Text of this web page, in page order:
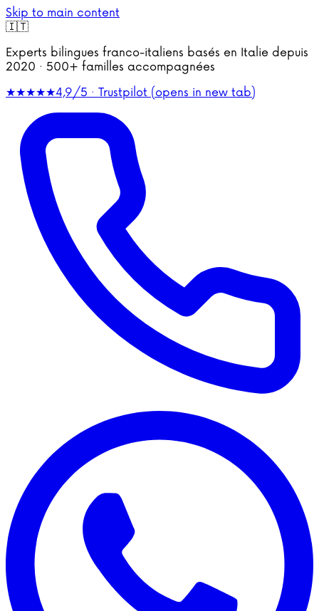
Skip to main content
🇮🇹
Experts bilingues franco-italiens basés en Italie depuis
2020 · 500+ familles accompagnées
★★★★★4,9/5 · Trustpilot (opens in new tab)